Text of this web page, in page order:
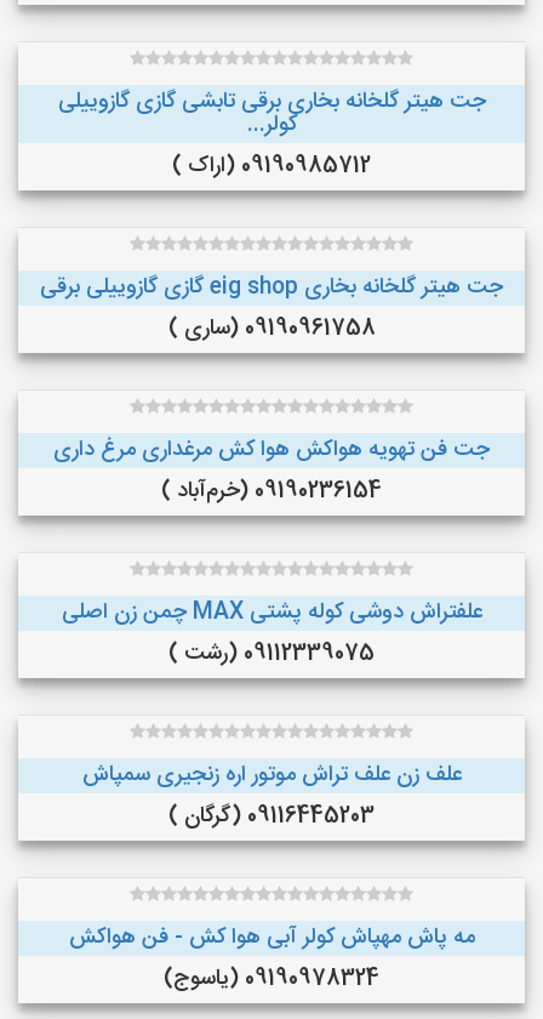
جت هیتر گلخانه بخاری برقی تابشی گازی گازوییلی
کولر...
09190985712 (اراک )
جت هیتر گلخانه بخاری eig shop گازی گازوییلی برقی
09190961758 (ساری )
جت فن تهویه هواکش هوا کش مرغداری مرغ داری
09190236154 (خرم‌آباد )
علفتراش دوشی کوله پشتی MAX چمن زن اصلی
09112339075 (رشت )
علف زن علف تراش موتور اره زنجیری سمپاش
09116445203 (گرگان )
مه پاش مهپاش کولر آبی هوا کش - فن هواکش
09190978324 (یاسوج)